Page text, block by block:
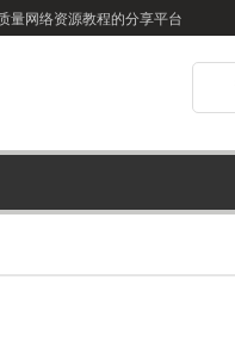
量网络资源教程的分享平台